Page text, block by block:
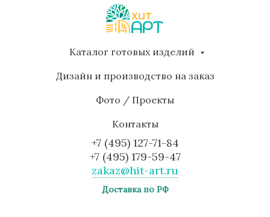
Каталог готовых изделий
Дизайн и производство на заказ
Фото / Проекты
Контакты
+7 (495) 127-71-84
+7 (495) 179-59-47
zakaz@hit-art.ru
Доставка по РФ